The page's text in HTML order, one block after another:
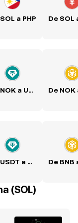
a PHP
De NOK a USDT
De USDT a NOK
(SOL)